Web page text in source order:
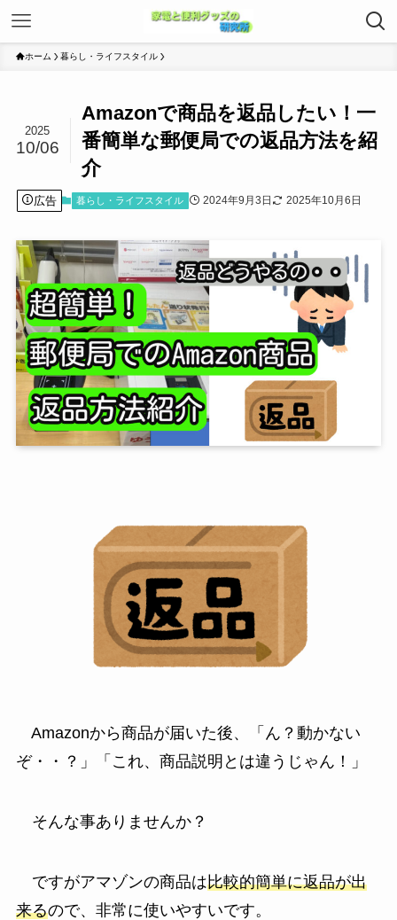
ホーム 暮らし・ライフスタイル
Amazonで商品を返品したい！一
番簡単な郵便局での返品方法を紹
介
2025
10/06
広告 暮らし・ライフスタイル 2024年9月3日 2025年10月6日
Amazonから商品が届いた後、
「ん？動かない
ぞ・・？」「これ、商品説明とは違うじゃん！」
そんな事ありませんか？
ですがアマゾンの商品は比較的簡単に返品が出
来るので、非常に使いやすいです。